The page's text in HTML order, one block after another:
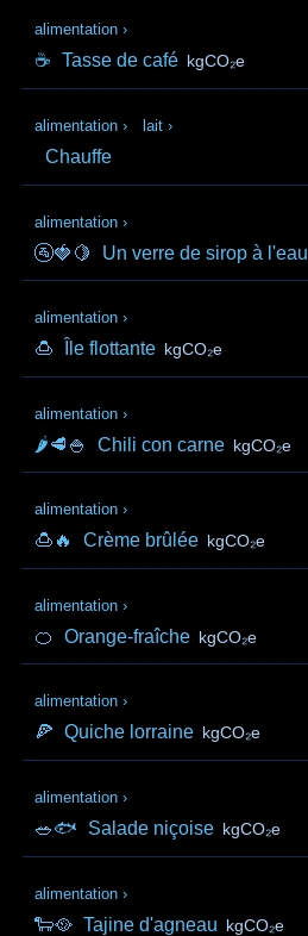
alimentation ›
☕ Tasse de café kgCO₂e
alimentation › lait ›
Chauffe
alimentation ›
🚰🍓🍋 Un verre de sirop à l'eau
alimentation ›
🍮 Île flottante kgCO₂e
alimentation ›
🌶️🥩🍚 Chili con carne kgCO₂e
alimentation ›
🍮🔥 Crème brûlée kgCO₂e
alimentation ›
🍊 Orange-fraîche kgCO₂e
alimentation ›
🍕 Quiche lorraine kgCO₂e
alimentation ›
🥗🐟 Salade niçoise kgCO₂e
alimentation ›
🐑🥘 Tajine d'agneau kgCO₂e